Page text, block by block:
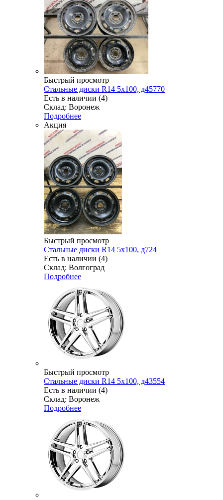
Быстрый просмотр
Стальные диски R14 5x100, д45770
Есть в наличии (4)
Склад: Воронеж
Подробнее
Акция
Быстрый просмотр
Стальные диски R14 5x100, д724
Есть в наличии (4)
Склад: Волгоград
Подробнее
Быстрый просмотр
Стальные диски R14 5x100, д43554
Есть в наличии (4)
Склад: Воронеж
Подробнее